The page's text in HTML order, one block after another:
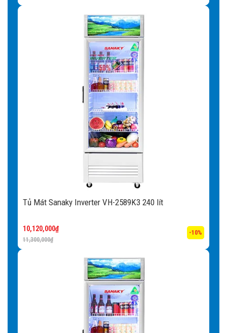
Tủ Mát Sanaky Inverter VH-2589K3 240 lít
11,300,000₫
10,120,000₫
-10%